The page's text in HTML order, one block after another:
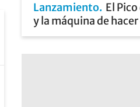
Lanzamiento El
y la máquina de